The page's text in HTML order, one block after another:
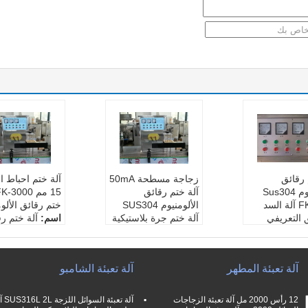
آلة ختم احباط
ختم رقائق
اسم: آلة ختم
مزود الطاقة:
تيار البوابة:
زجاجة مسطحة 50mA
آلة ختم رقائق
الألومنيوم SUS304
آلة ختم جرة بلاستيكية
200-300 م
سرعة الختم:
0-12 م /
رقائق
الألومنيوم Sus304
FK-3000 آلة السد
التعريفي
آلة تعبئة الشامبو آلة تعبئة المطهر
12 رأس 2000 مل آلة تعبئة الزجاجات